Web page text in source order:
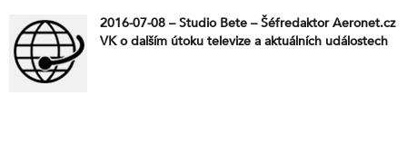
2016-07-08 – Studio Bete – Šéfredaktor Aeronet.cz
VK o dalším útoku televize a aktuálních událostech